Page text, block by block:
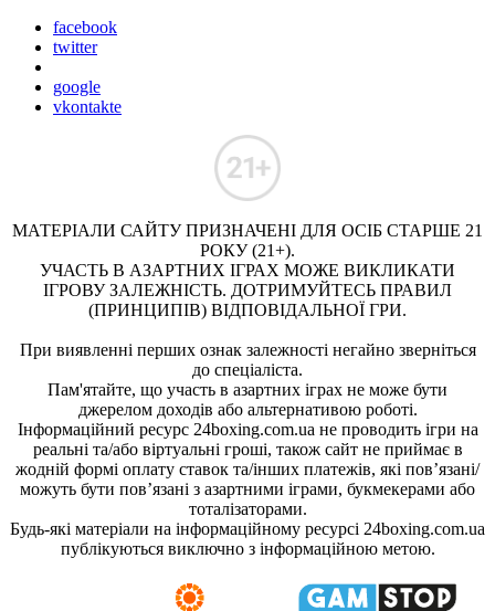
facebook
twitter
google
vkontakte
МАТЕРІАЛИ САЙТУ ПРИЗНАЧЕНІ ДЛЯ ОСІБ СТАРШЕ 21
РОКУ (21+).
УЧАСТЬ В АЗАРТНИХ ІГРАХ МОЖЕ ВИКЛИКАТИ
ІГРОВУ ЗАЛЕЖНІСТЬ. ДОТРИМУЙТЕСЬ ПРАВИЛ
(ПРИНЦИПІВ) ВІДПОВІДАЛЬНОЇ ГРИ.
При виявленні перших ознак залежності негайно зверніться
до спеціаліста.
Пам'ятайте, що участь в азартних іграх не може бути
джерелом доходів або альтернативою роботі.
Інформаційний ресурс 24boxing.com.ua не проводить ігри на
реальні та/або віртуальні гроші, також сайт не приймає в
жодній формі оплату ставок та/інших платежів, які пов’язані/
можуть бути пов’язані з азартними іграми, букмекерами або
тоталізаторами.
Будь-які матеріали на інформаційному ресурсі 24boxing.com.ua
публікуються виключно з інформаційною метою.